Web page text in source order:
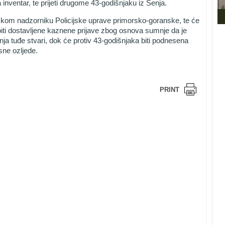
te prijeti drugome 43-godišnjaku iz Senja.
nadzorniku Policijske uprave primorsko-goranske, te će
dostavljene kaznene prijave zbog osnova sumnje da je
tuđe stvari, dok će protiv 43-godišnjaka biti podnesena
ozljede.
PRINT